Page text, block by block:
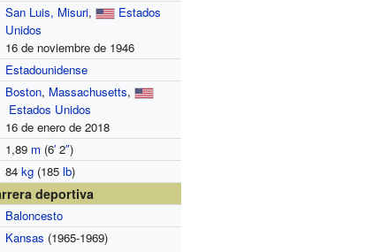
San Luis, Misuri,
Estados
Unidos
16 de noviembre de 1946
Estadounidense
Boston, Massachusetts,
Estados Unidos
16 de enero de 2018
1,89 m (6′ 2″)
84kg (185lb)
deportiva
Baloncesto
Kansas (1965-1969)